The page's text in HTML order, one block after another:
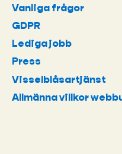
Vanliga frågor
GDPR
Lediga jobb
Press
Visselblåsartjänst
Allmänna villkor